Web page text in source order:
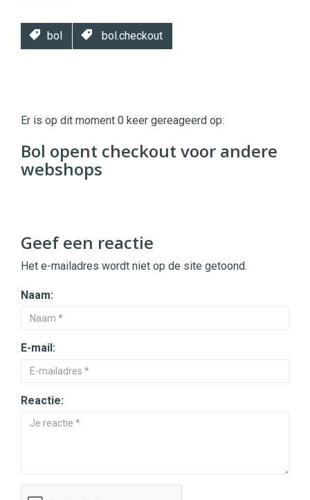
bol bol.checkout
|
Digital
Commercehttps://twinklemagazine.nl
9654
Er is op dit moment 0 keer gereageerd op:
Bol opent checkout voor andere
webshops
Geef een reactie
Het e-mailadres wordt niet op de site getoond.
Naam:
E-mail:
Reactie: